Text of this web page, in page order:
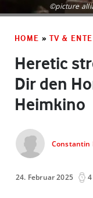
©picture
HOME » TV &
Heretic
Dir den
Heimkino
Constantin
24. Februar 2025